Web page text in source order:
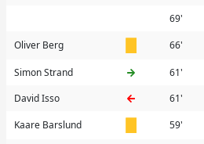
69'
Oliver Berg
66'
Simon Strand
61'
David Isso
61'
Kaare Barslund
59'